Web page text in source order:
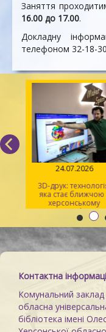
Заняття
16.00 до 17.00.
Докладну
телефоном 32-18-
24.07.2026
3D-друк:
яка стає ближчою
херсонському
просторі Maker
Контактна
Комунальний
обласна
бібліотека імені